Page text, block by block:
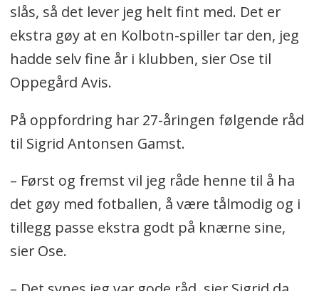
slås, så det lever jeg helt fint med. Det er
ekstra gøy at en Kolbotn-spiller tar den, jeg
hadde selv fine år i klubben, sier Ose til
Oppegård Avis.
På oppfordring har 27-åringen følgende råd
til Sigrid Antonsen Gamst.
– Først og fremst vil jeg råde henne til å ha
det gøy med fotballen, å være tålmodig og i
tillegg passe ekstra godt på knærne sine,
sier Ose.